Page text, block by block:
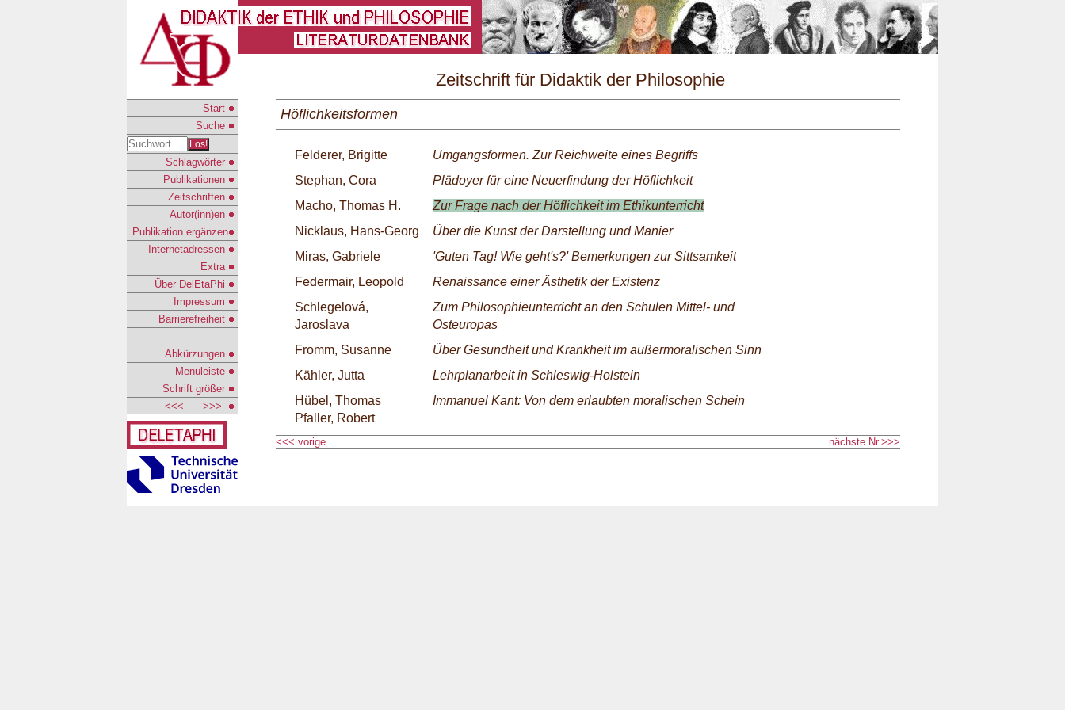
\n
Start
Suche
Los!
Schlagwörter
Publikationen
Zeitschriften
Autor(inn)en
Publikation ergänzen
Internetadressen
Extra
Über DelEtaPhi
Impressum
Barrierefreiheit
Abkürzungen
Menuleiste
Schrift größer
<<<
>>>
Zeitschrift für Didaktik der Philosophie
und Ethik Nr. 4/1995
Höflichkeitsformen
Felderer, Brigitte
Umgangsformen. Zur Reichweite eines Begriffs
Stephan, Cora
Plädoyer für eine Neuerfindung der Höflichkeit
Macho, Thomas H.
Zur Frage nach der Höflichkeit im Ethikunterricht
Nicklaus, Hans-Georg
Über die Kunst der Darstellung und Manier
Miras, Gabriele
'Guten Tag! Wie geht's?' Bemerkungen zur Sittsamkeit
Federmair, Leopold
Renaissance einer Ästhetik der Existenz
Schlegelová,
Jaroslava
Zum Philosophieunterricht an den Schulen Mittel- und
Osteuropas
Fromm, Susanne
Über Gesundheit und Krankheit im außermoralischen Sinn
Kähler, Jutta
Lehrplanarbeit in Schleswig-Holstein
Hübel, Thomas
Pfaller, Robert
Immanuel Kant: Von dem erlaubten moralischen Schein
<<< vorige nächste Nr.>>>